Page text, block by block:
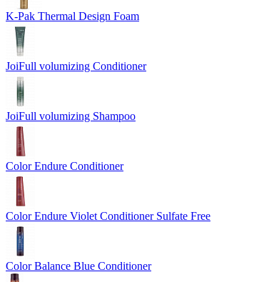
K-Pak Thermal Design Foam
JoiFull volumizing Conditioner
JoiFull volumizing Shampoo
Color Endure Conditioner
Color Endure Violet Conditioner Sulfate Free
Color Balance Blue Conditioner